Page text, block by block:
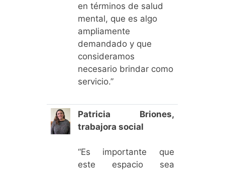
en términos de salud
mental, que es algo
ampliamente
demandado y que
consideramos
necesario brindar como
servicio.”
Patricia Briones,
trabajora social
“Es importante que
este espacio sea